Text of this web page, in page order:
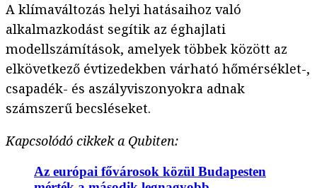
A klímaváltozás helyi hatásaihoz való
alkalmazkodást segítik az éghajlati
modellszámítások, amelyek többek között az
elkövetkező évtizedekben várható hőmérséklet-,
csapadék- és aszályviszonyokra adnak
számszerű becsléseket.
Kapcsolódó cikkek a Qubiten:
Az európai fővárosok közül Budapesten